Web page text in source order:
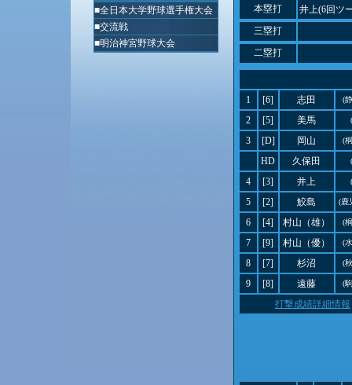
■全日本大学野球選手権大会
■交流戦
■明治神宮野球大会
本塁打
井上(6回ツ
三塁打
二塁打
1 [6] 志田 (
2 [5] 美馬
3 [D] 岡山 (
HD 久保田
4 [3] 井上
5 [2] 鮫島 (鹿
6 [4] 村山（雄） (
7 [9] 村山（優） (
8 [7] 杉沼 (
9 [8] 遠藤 (
打撃成績詳細情報